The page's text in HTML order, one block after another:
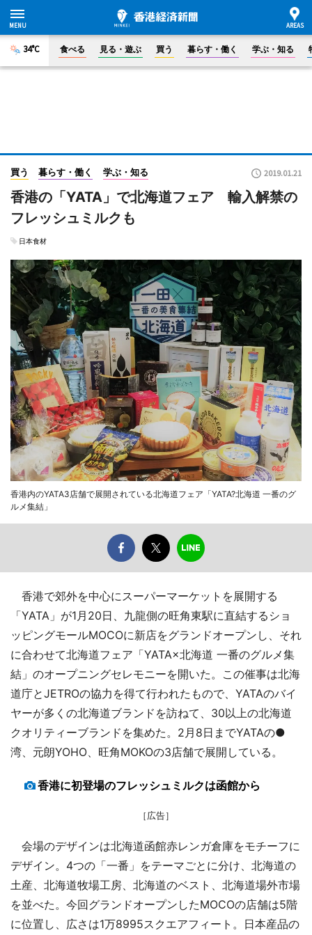
34°C 食べる 見る・遊ぶ 買う 暮らす・働く 学ぶ・知る
買う 暮らす・働く 学ぶ・知る 2019.01.21
香港の「YATA」で北海道フェア 輸入解禁の
フレッシュミルクも
日本食材
香港内のYATA3店舗で展開されている北海道フェア「YATA?北海道 一番のグ
ルメ集結」
香港で郊外を中心にスーパーマーケットを展開する
「YATA」が1月20日、九龍側の旺角東駅に直結するショ
ッピングモールMOCOに新店をグランドオープンし、それ
に合わせて北海道フェア「YATA×北海道 一番のグルメ集
結」のオープニングセレモニーを開いた。この催事は北海
道庁とJETROの協力を得て行われたもので、YATAのバイ
ヤーが多くの北海道ブランドを訪ねて、30以上の北海道
クオリティーブランドを集めた。2月8日までYATAの●
湾、元朗YOHO、旺角MOKOの3店舗で展開している。
香港に初登場のフレッシュミルクは函館から
［広告］
会場のデザインは北海道函館赤レンガ倉庫をモチーフに
デザイン。4つの「一番」をテーマごとに分け、北海道の
土産、北海道牧場工房、北海道のベスト、北海道場外市場
を並べた。今回グランドオープンしたMOCOの店舗は5階
に位置し、広さは1万8995スクエアフィート。日本産品の